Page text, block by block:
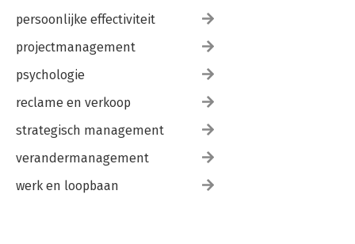
persoonlijke effectiviteit
projectmanagement
psychologie
reclame en verkoop
strategisch management
verandermanagement
werk en loopbaan